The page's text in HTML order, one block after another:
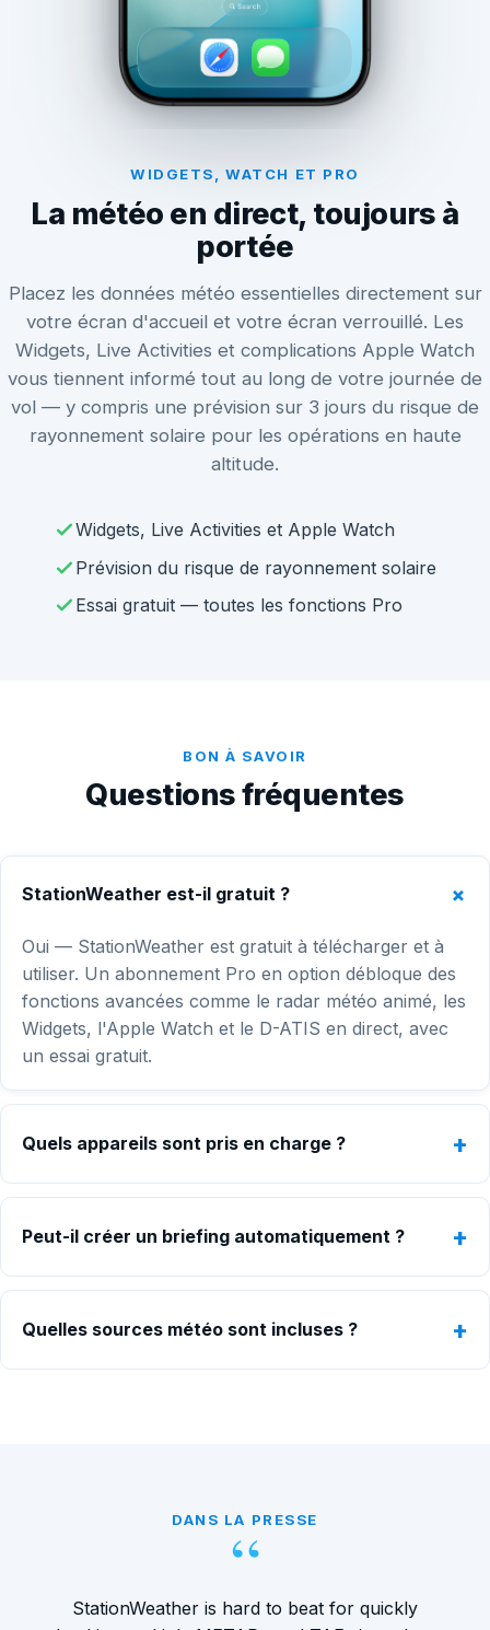
WIDGETS, WATCH ET PRO
La météo en direct, toujours à
portée
Placez les données météo essentielles directement sur
votre écran d'accueil et votre écran verrouillé. Les
Widgets, Live Activities et complications Apple Watch
vous tiennent informé tout au long de votre journée de
vol — y compris une prévision sur 3 jours du risque de
rayonnement solaire pour les opérations en haute
altitude.
Widgets, Live Activities et Apple Watch
Prévision du risque de rayonnement solaire
Essai gratuit — toutes les fonctions Pro
BON À SAVOIR
Questions fréquentes
StationWeather est-il gratuit ?
Oui — StationWeather est gratuit à télécharger et à
utiliser. Un abonnement Pro en option débloque des
fonctions avancées comme le radar météo animé, les
Widgets, l'Apple Watch et le D-ATIS en direct, avec
un essai gratuit.
Quels appareils sont pris en charge ?
Peut-il créer un briefing automatiquement ?
Quelles sources météo sont incluses ?
DANS LA PRESSE
“
StationWeather is hard to beat for quickly